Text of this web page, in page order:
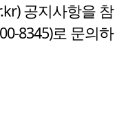
공지사항을 참
8345)로 문의하